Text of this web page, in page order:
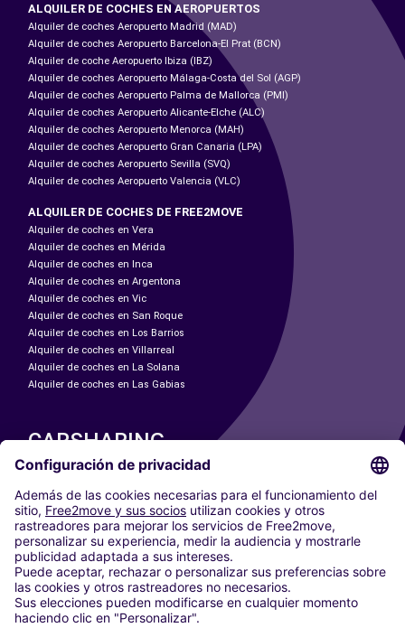
ALQUILER DE COCHES EN AEROPUERTOS
Alquiler de coches Aeropuerto Madrid (MAD)
Alquiler de coches Aeropuerto Barcelona-El Prat (BCN)
Alquiler de coche Aeropuerto Ibiza (IBZ)
Alquiler de coches Aeropuerto Málaga-Costa del Sol (AGP)
Alquiler de coches Aeropuerto Palma de Mallorca (PMI)
Alquiler de coches Aeropuerto Alicante-Elche (ALC)
Alquiler de coches Aeropuerto Menorca (MAH)
Alquiler de coches Aeropuerto Gran Canaria (LPA)
Alquiler de coches Aeropuerto Sevilla (SVQ)
Alquiler de coches Aeropuerto Valencia (VLC)
ALQUILER DE COCHES DE FREE2MOVE
Alquiler de coches en Vera
Alquiler de coches en Mérida
Alquiler de coches en Inca
Alquiler de coches en Argentona
Alquiler de coches en Vic
Alquiler de coches en San Roque
Alquiler de coches en Los Barrios
Alquiler de coches en Villarreal
Alquiler de coches en La Solana
Alquiler de coches en Las Gabias
CARSHARING
NUESTRAS CIUDADES
Paris
Madrid
Washington DC
Milán
Roma
Turín
Viena
Berlín